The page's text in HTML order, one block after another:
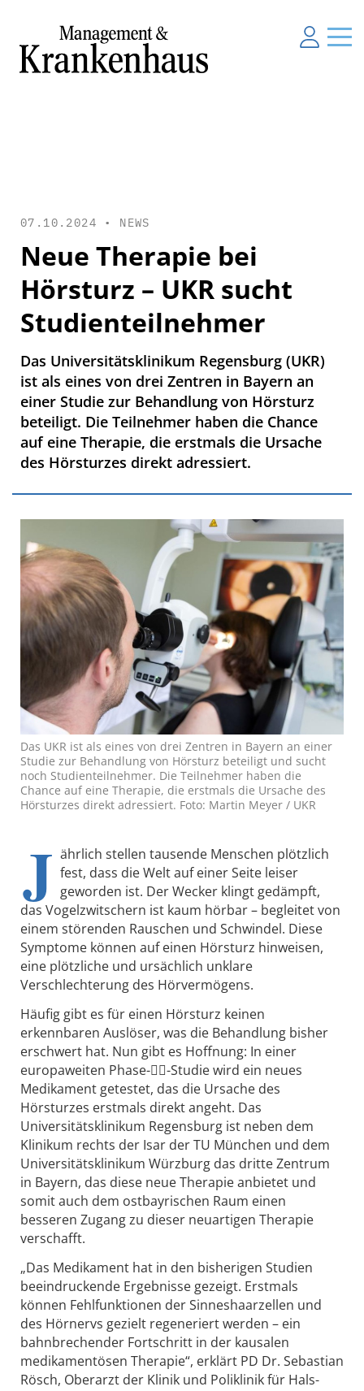
07.10.2024 • NEWS
Neue Therapie bei
Hörsturz – UKR sucht
Studienteilnehmer
Das Universitätsklinikum Regensburg (UKR)
ist als eines von drei Zentren in Bayern an
einer Studie zur Behandlung von Hörsturz
beteiligt. Die Teilnehmer haben die Chance
auf eine Therapie, die erstmals die Ursache
des Hörsturzes direkt adressiert.
Das UKR ist als eines von drei Zentren in Bayern an einer
Studie zur Behandlung von Hörsturz beteiligt und sucht
noch Studienteilnehmer. Die Teilnehmer haben die
Chance auf eine Therapie, die erstmals die Ursache des
Hörsturzes direkt adressiert. Foto: Martin Meyer / UKR
J ährlich stellen tausende Menschen plötzlich
fest, dass die Welt auf einer Seite leiser
geworden ist. Der Wecker klingt gedämpft,
das Vogelzwitschern ist kaum hörbar – begleitet von
einem störenden Rauschen und Schwindel. Diese
Symptome können auf einen Hörsturz hinweisen,
eine plötzliche und ursächlich unklare
Verschlechterung des Hörvermögens.
Häufig gibt es für einen Hörsturz keinen
erkennbaren Auslöser, was die Behandlung bisher
erschwert hat. Nun gibt es Hoffnung: In einer
europaweiten Phase--Studie wird ein neues
Medikament getestet, das die Ursache des
Hörsturzes erstmals direkt angeht. Das
Universitätsklinikum Regensburg ist neben dem
Klinikum rechts der Isar der TU München und dem
Universitätsklinikum Würzburg das dritte Zentrum
in Bayern, das diese neue Therapie anbietet und
somit auch dem ostbayrischen Raum einen
besseren Zugang zu dieser neuartigen Therapie
verschafft.
„Das Medikament hat in den bisherigen Studien
beeindruckende Ergebnisse gezeigt. Erstmals
können Fehlfunktionen der Sinneshaarzellen und
des Hörnervs gezielt regeneriert werden – ein
bahnbrechender Fortschritt in der kausalen
medikamentösen Therapie“, erklärt PD Dr. Sebastian
Rösch, Oberarzt der Klinik und Poliklinik für Hals-